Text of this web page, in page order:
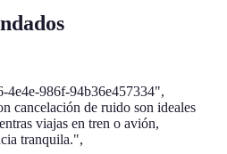
4e4e-986f-94b36e457334",
cancelación de ruido son ideales
viajas en tren o avión,
tranquila.",